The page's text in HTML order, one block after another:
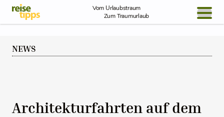
Skip to Content
Vom Urlaubstraum
Zum Traumurlaub
NEWS
Architekturfahrten auf dem